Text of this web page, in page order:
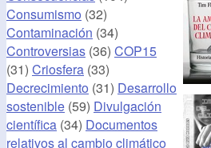
Consumismo (32)
Contaminación (34)
Controversias (36) COP15
(31) Criosfera (33)
Decrecimiento (31) Desarrollo
sostenible (59) Divulgación
científica (34) Documentos
relativos al cambio climático